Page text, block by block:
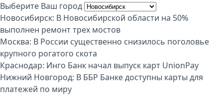
Выберите Ваш город
Новосибирск: В Новосибирской области на 50%
выполнен ремонт трех мостов
Москва: В России существенно снизилось поголовье
крупного рогатого скота
Краснодар: Инго Банк начал выпуск карт UnionPay
Нижний Новгород: В ББР Банке доступны карты для
платежей по миру